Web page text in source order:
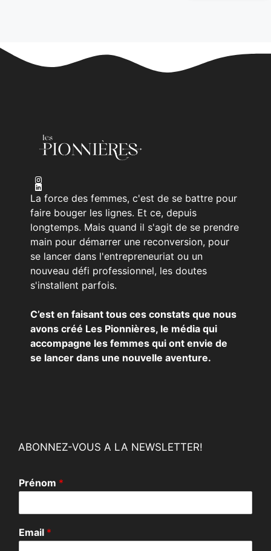
La force des femmes, c'est de se battre pour
faire bouger les lignes. Et ce, depuis
longtemps. Mais quand il s'agit de se prendre
main pour démarrer une reconversion, pour
se lancer dans l'entrepreneuriat ou un
nouveau défi professionnel, les doutes
s'installent parfois.
C’est en faisant tous ces constats que nous
avons créé Les Pionnières, le média qui
accompagne les femmes qui ont envie de
se lancer dans une nouvelle aventure.
ABONNEZ-VOUS A LA NEWSLETTER!
*
E
a
l
Prénom *
Email *